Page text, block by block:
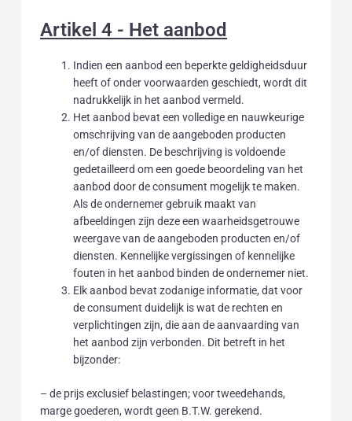
Artikel 4 - Het aanbod
Indien een aanbod een beperkte geldigheidsduur
heeft of onder voorwaarden geschiedt, wordt dit
nadrukkelijk in het aanbod vermeld.
Het aanbod bevat een volledige en nauwkeurige
omschrijving van de aangeboden producten
en/of diensten. De beschrijving is voldoende
gedetailleerd om een goede beoordeling van het
aanbod door de consument mogelijk te maken.
Als de ondernemer gebruik maakt van
afbeeldingen zijn deze een waarheidsgetrouwe
weergave van de aangeboden producten en/of
diensten. Kennelijke vergissingen of kennelijke
fouten in het aanbod binden de ondernemer niet.
Elk aanbod bevat zodanige informatie, dat voor
de consument duidelijk is wat de rechten en
verplichtingen zijn, die aan de aanvaarding van
het aanbod zijn verbonden. Dit betreft in het
bijzonder:
– de prijs exclusief belastingen; voor tweedehands,
marge goederen, wordt geen B.T.W. gerekend.